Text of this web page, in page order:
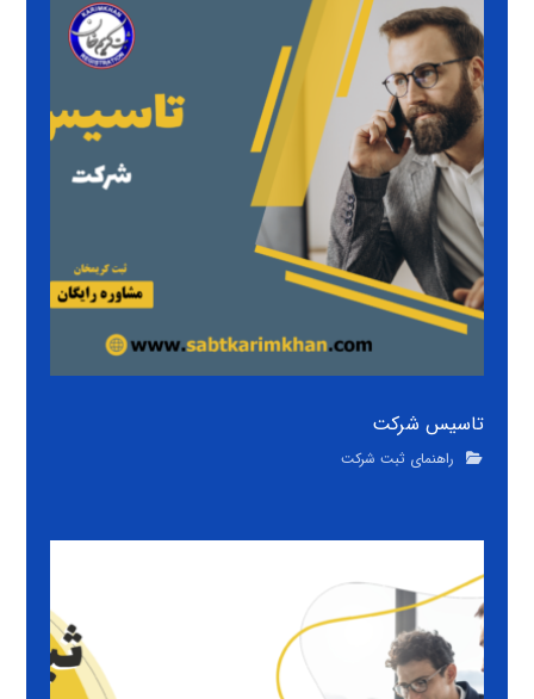
تاسیس شرکت
راهنمای ثبت شرکت